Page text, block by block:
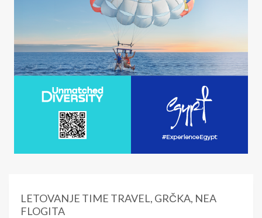
LETOVANJE TIME TRAVEL, GRČKA, NEA
FLOGITA